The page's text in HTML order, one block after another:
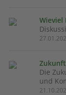
Wieviel
Die
und